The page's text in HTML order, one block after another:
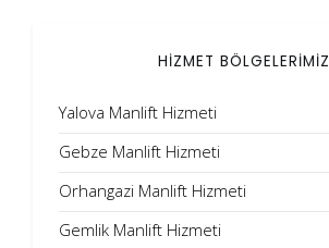
HİZMET BÖLGELERİMİZ
Yalova Manlift Hizmeti
Gebze Manlift Hizmeti
Orhangazi Manlift Hizmeti
Gemlik Manlift Hizmeti